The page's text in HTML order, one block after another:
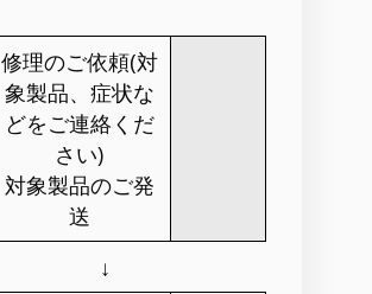
修理のご依頼(対
象製品、症状な
どをご連絡くだ
さい)
対象製品のご発
送
↓